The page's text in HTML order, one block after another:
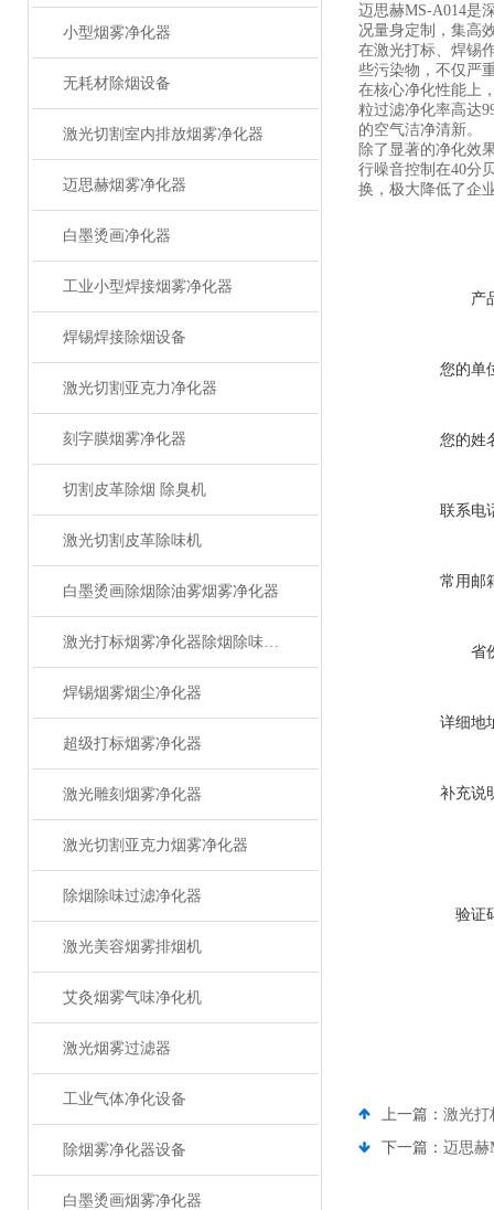
小型烟雾净化器
无耗材除烟设备
激光切割室内排放烟雾净化器
迈思赫烟雾净化器
白墨烫画净化器
工业小型焊接烟雾净化器
焊锡焊接除烟设备
激光切割亚克力净化器
刻字膜烟雾净化器
切割皮革除烟 除臭机
激光切割皮革除味机
白墨烫画除烟除油雾烟雾净化器
激光打标烟雾净化器除烟除味设备
焊锡烟雾烟尘净化器
超级打标烟雾净化器
激光雕刻烟雾净化器
激光切割亚克力烟雾净化器
除烟除味过滤净化器
激光美容烟雾排烟机
艾灸烟雾气味净化机
激光烟雾过滤器
工业气体净化设备
除烟雾净化器设备
白墨烫画烟雾净化器
迈思赫MS-A014是
况量身定制，集高
在激光打标、焊锡
些污染物，不仅严
在核心净化性能上
粒过滤净化率高达
的空气洁净清新。
除了显著的净化效
行噪音控制在40分
换，极大降低了企
产
您的单
您的姓
联系电
常用邮
省
详细地
补充说
验证
上一篇： 激光打
下一篇： 迈思赫